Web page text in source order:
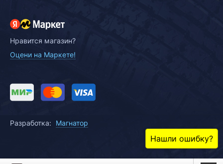
Нравится магазин?
Оцени на Маркете!
Разработка: Магнатор
Нашли ошибку?